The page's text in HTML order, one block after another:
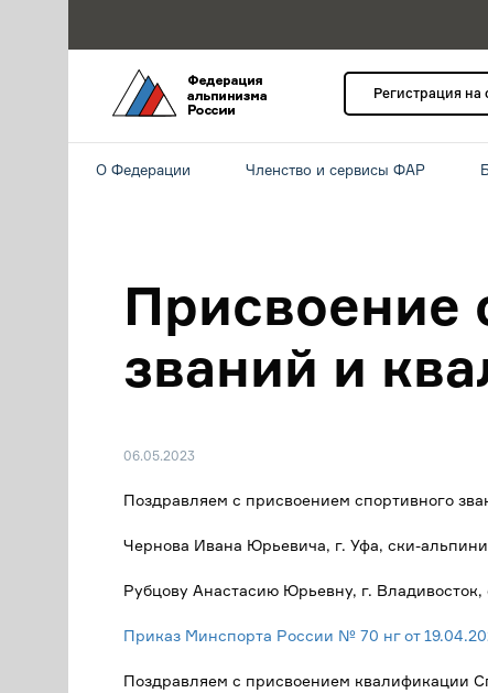
Регистрация на
О Федерации Членство и сервисы ФАР
Присвоение
званий и
06.05.2023
Поздравляем с присвоением спортивного
Чернова Ивана Юрьевича, г. Уфа, ски-
Рубцову Анастасию Юрьевну, г. Владивосток,
Приказ Минспорта России № 70 нг от
Поздравляем с присвоением квалификации